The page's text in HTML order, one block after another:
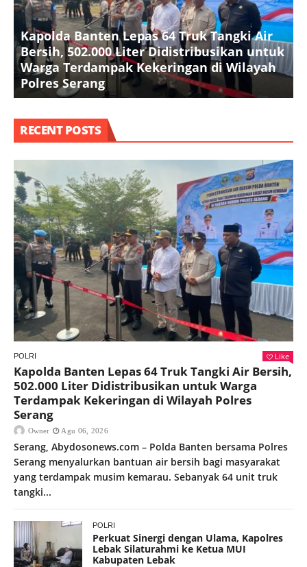
Kapolda Banten Lepas 64 Truk Tangki Air
Bersih, 502.000 Liter Didistribusikan untuk
Warga Terdampak Kekeringan di Wilayah
Polres Serang
RECENT POSTS
POLRI Like
Kapolda Banten Lepas 64 Truk Tangki Air Bersih,
502.000 Liter Didistribusikan untuk Warga
Terdampak Kekeringan di Wilayah Polres
Serang
Owner Agu 06, 2026
Serang, Abydosonews.com – Polda Banten bersama Polres
Serang menyalurkan bantuan air bersih bagi masyarakat
yang terdampak musim kemarau. Sebanyak 64 unit truk
tangki...
POLRI
Perkuat Sinergi dengan Ulama, Kapolres
Lebak Silaturahmi ke Ketua MUI
Kabupaten Lebak